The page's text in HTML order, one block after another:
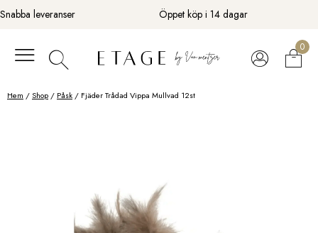
Fortsätt
till
Snabba leveranser Öppet köp i 14 dagar
0
Hem /Shop / Påsk / Fjäder Trådad Vippa Mullvad 12st